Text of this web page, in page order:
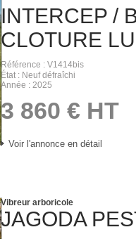
INTERCEP /
CLOTURE
Référence
V1414bis
État
Neuf défraîchi
Année
2025
3 860 € HT
Voir l'annonce en détail
JAGODA
Vibreur arboricole